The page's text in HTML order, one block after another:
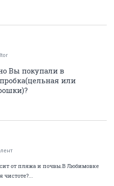
Вы покупали в
или
от пляжа и почвы.В Любимовке
чистоте?...